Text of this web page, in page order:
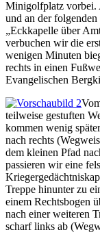
Minigolfplatz vorbei.
und an der
„Eckkapelle über
verbuchen wir die
wenigen Minuten
rechts in einen
Evangelischen
teilweise gestuften
kommen wenig
nach rechts
dem kleinen Pfad
passieren wir eine
Treppe hinunter zu
einem Rechtsbogen
nach einer weiteren
scharf links ab